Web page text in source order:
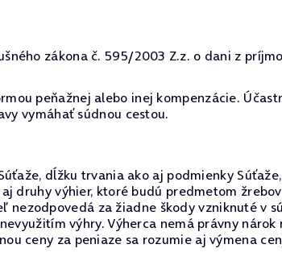
zákona č. 595/2003 Z.z. o dani z
peňažnej alebo inej kompenzácie.
vymáhať súdnou cestou.
dĺžku trvania ako aj podmienky
druhy výhier, ktoré budú predmetom
za žiadne škody vzniknuté v
výhry. Výherca nemá právny nárok
ceny za peniaze sa rozumie aj výmena